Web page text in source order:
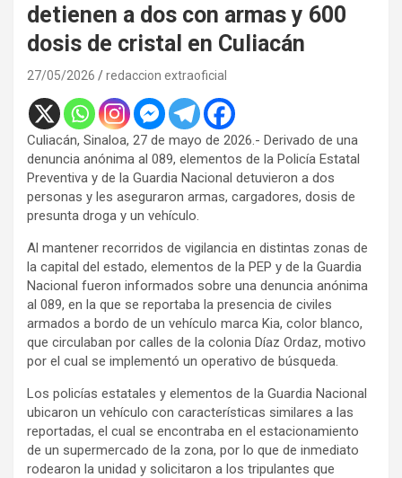
detienen a dos con armas y 600
dosis de cristal en Culiacán
27/05/2026 redaccion extraoficial
Culiacán, Sinaloa, 27 de mayo de 2026.- Derivado de una
denuncia anónima al 089, elementos de la Policía Estatal
Preventiva y de la Guardia Nacional detuvieron a dos
personas y les aseguraron armas, cargadores, dosis de
presunta droga y un vehículo.
Al mantener recorridos de vigilancia en distintas zonas de
la capital del estado, elementos de la PEP y de la Guardia
Nacional fueron informados sobre una denuncia anónima
al 089, en la que se reportaba la presencia de civiles
armados a bordo de un vehículo marca Kia, color blanco,
que circulaban por calles de la colonia Díaz Ordaz, motivo
por el cual se implementó un operativo de búsqueda.
Los policías estatales y elementos de la Guardia Nacional
ubicaron un vehículo con características similares a las
reportadas, el cual se encontraba en el estacionamiento
de un supermercado de la zona, por lo que de inmediato
rodearon la unidad y solicitaron a los tripulantes que